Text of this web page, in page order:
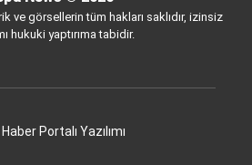
ve görsellerin tüm hakları saklıdır, izinsiz
hukuki yaptırıma tabidir.
Haber Portalı Yazılımı